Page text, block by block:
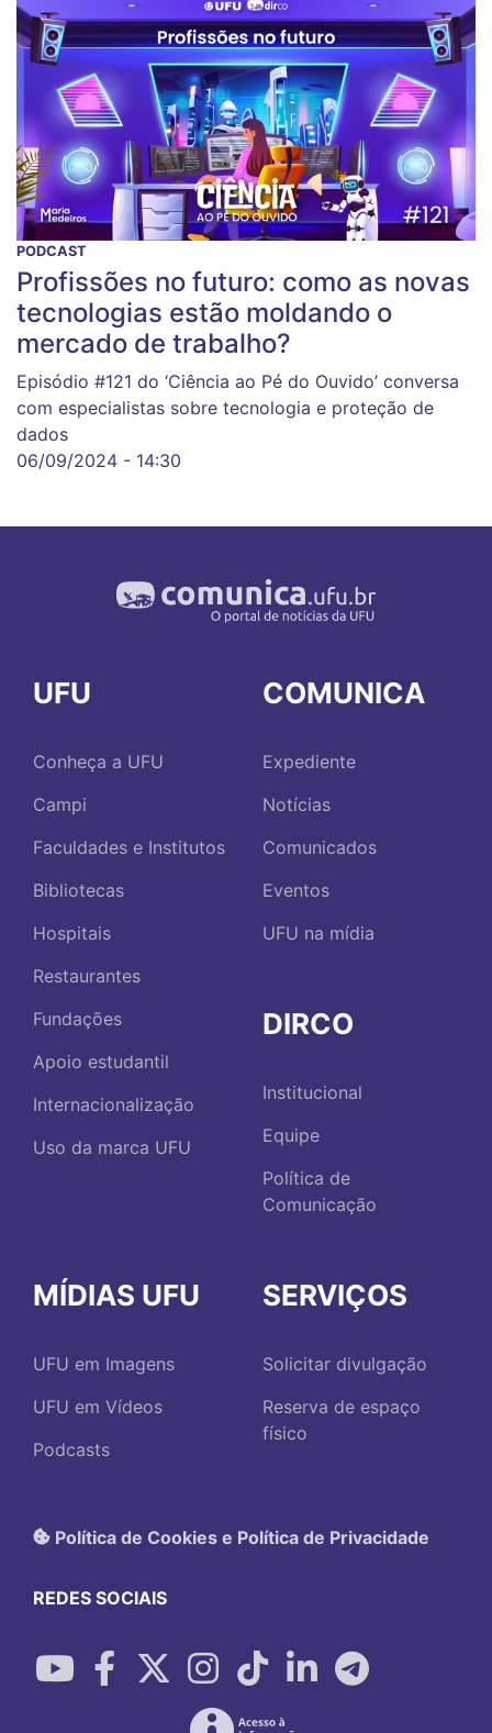
PODCAST
Profissões no futuro: como as novas
tecnologias estão moldando o
mercado de trabalho?
Episódio #121 do ‘Ciência ao Pé do Ouvido’ conversa
com especialistas sobre tecnologia e proteção de
dados
06/09/2024 - 14:30
UFU
Conheça a UFU
Campi
Faculdades e Institutos
Bibliotecas
Hospitais
Restaurantes
Fundações
Apoio estudantil
Internacionalização
Uso da marca UFU
COMUNICA
Expediente
Notícias
Comunicados
Eventos
UFU na mídia
DIRCO
Institucional
Equipe
Política de
Comunicação
MÍDIAS UFU
UFU em Imagens
UFU em Vídeos
Podcasts
SERVIÇOS
Solicitar divulgação
Reserva de espaço
físico
Política de Cookies e Política de Privacidade
REDES SOCIAIS